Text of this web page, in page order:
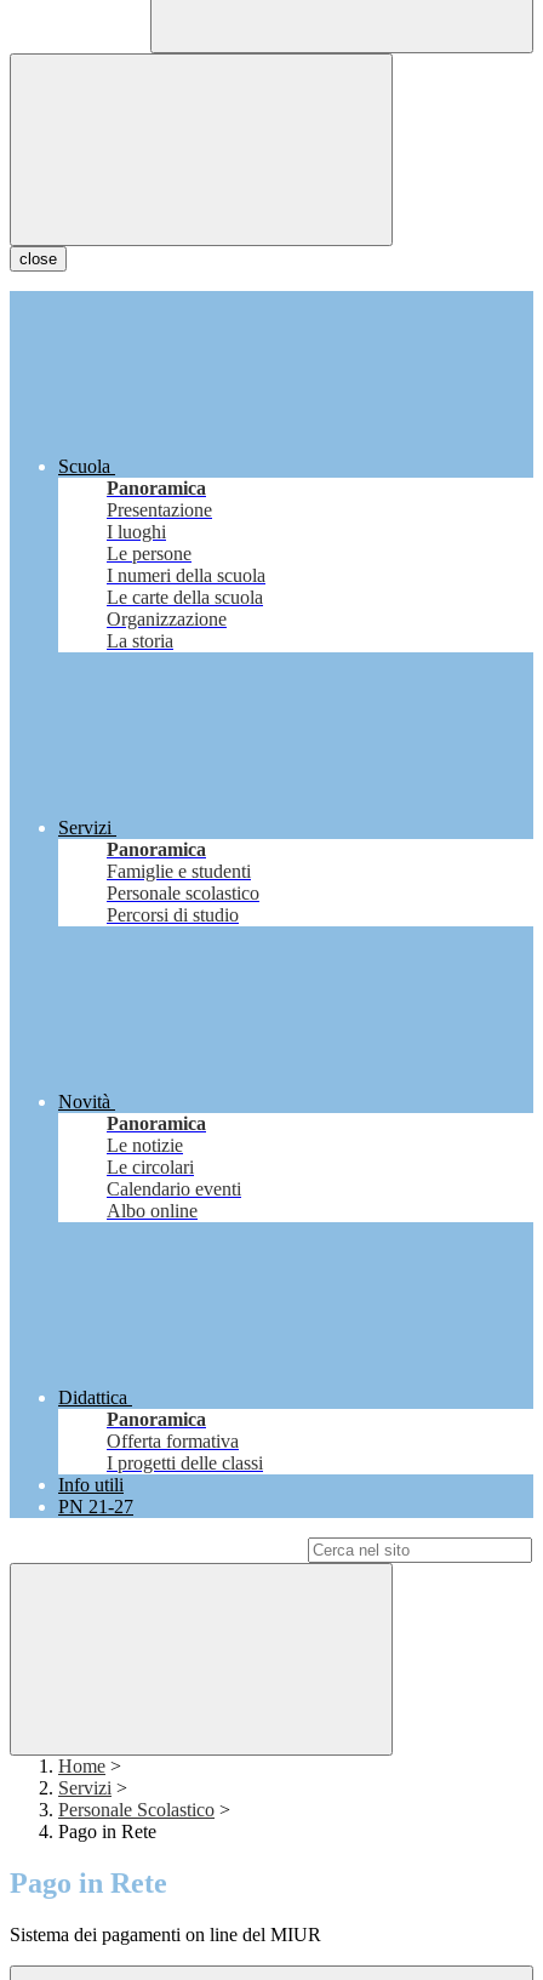
close
Scuola
Panoramica
Presentazione
I luoghi
Le persone
I numeri della scuola
Le carte della scuola
Organizzazione
La storia
Servizi
Panoramica
Famiglie e studenti
Personale scolastico
Percorsi di studio
Novità
Panoramica
Le notizie
Le circolari
Calendario eventi
Albo online
Didattica
Panoramica
Offerta formativa
I progetti delle classi
Info utili
PN 21-27
Home >
Servizi >
Personale Scolastico >
Pago in Rete
Pago in Rete
Sistema dei pagamenti on line del MIUR